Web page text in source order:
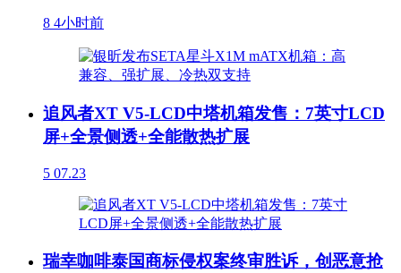
8 4小时前
追风者XT V5-LCD中塔机箱发售：7英寸LCD
屏+全景侧透+全能散热扩展
5 07.23
瑞幸咖啡泰国商标侵权案终审胜诉，创恶意抢